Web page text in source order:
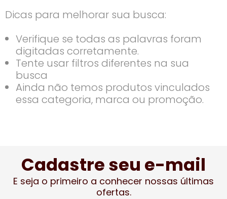
Dicas para melhorar sua busca:
Verifique se todas as palavras foram
digitadas corretamente.
Tente usar filtros diferentes na sua
busca
Ainda não temos produtos vinculados
essa categoria, marca ou promoção.
Cadastre seu e-mail
E seja o primeiro a conhecer nossas últimas
ofertas.